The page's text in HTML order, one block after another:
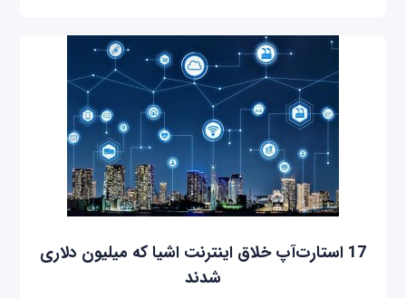
17 استارت‌آپ خلاق اینترنت اشیا که میلیون دلاری
شدند